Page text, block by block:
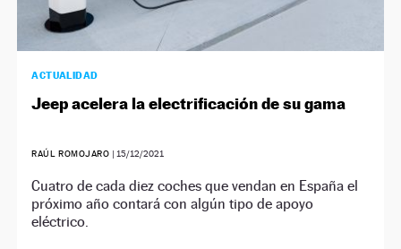
ACTUALIDAD
Jeep acelera la electrificación de su gama
RAÚL ROMOJARO | 15/12/2021
Cuatro de cada diez coches que vendan en España el
próximo año contará con algún tipo de apoyo
eléctrico.